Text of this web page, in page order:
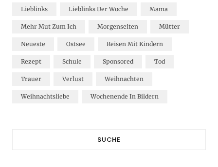
Lieblinks Lieblinks Der Woche Mama
Mehr Mut Zum Ich Morgenseiten Mütter
Neueste Ostsee Reisen Mit Kindern
Rezept Schule Sponsored Tod
Trauer Verlust Weihnachten
Weihnachtsliebe Wochenende In Bildern
SUCHE